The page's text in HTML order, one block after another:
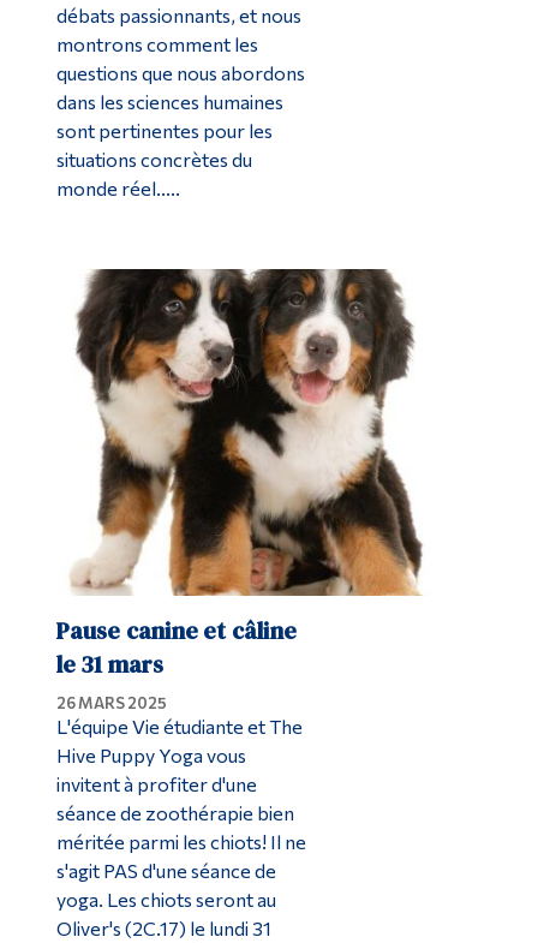
débats passionnants, et nous
montrons comment les
questions que nous abordons
dans les sciences humaines
sont pertinentes pour les
situations concrètes du
monde réel.....
Pause canine et câline
le 31 mars
26 MARS 2025
L'équipe Vie étudiante et The
Hive Puppy Yoga vous
invitent à profiter d'une
séance de zoothérapie bien
méritée parmi les chiots! Il ne
s'agit PAS d'une séance de
yoga. Les chiots seront au
Oliver's (2C.17) le lundi 31